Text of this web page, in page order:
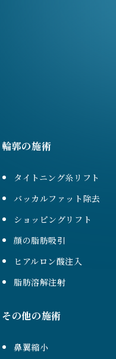
輪郭の施術
タイトニング糸リフト
バッカルファット除去
ショッピングリフト
顔の脂肪吸引
ヒアルロン酸注入
脂肪溶解注射
その他の施術
鼻翼縮小